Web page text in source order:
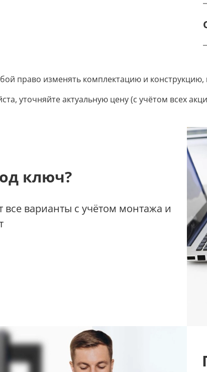
право изменять комплектацию и конструкцию,
уточняйте актуальную цену (с учётом всех
ключ?
все варианты с учётом монтажа и